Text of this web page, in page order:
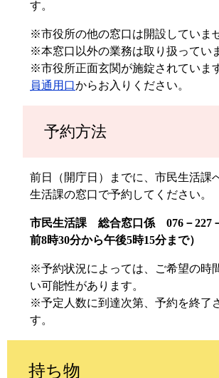
す。
※市役所の他の窓口は開設していま
※本窓口以外の業務は取り扱ってい
​※市役所正面玄関が施錠されていま
員通用口からお入りください。
予約方法
前日（開庁日）までに、市民生活課
生活課の窓口で予約してください。
市民生活課 総合窓口係 076－227
前8時30分から午後5時15分まで）
※予約状況によっては、ご希望の時
い可能性があります。
※予定人数に到達次第、予約を終了
す。
持ち物